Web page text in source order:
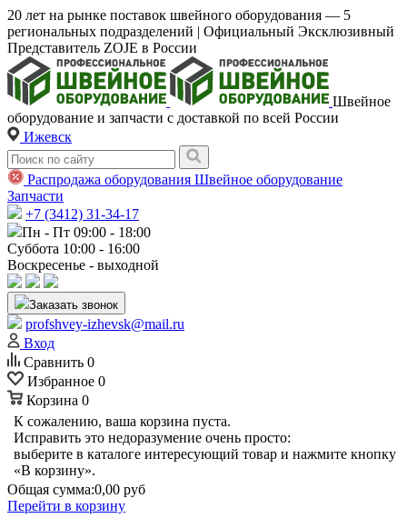
20 лет на рынке поставок швейного оборудования — 5
региональных подразделений | Официальный Эксклюзивный
Представитель ZOJE в России
Швейное
оборудование и запчасти с доставкой по всей России
Ижевск
Распродажа оборудования Швейное оборудование
Запчасти
+7 (3412) 31-34-17
Пн - Пт 09:00 - 18:00
Суббота 10:00 - 16:00
Воскресенье - выходной
Заказать звонок
profshvey-izhevsk@mail.ru
Вход
Сравнить 0
Избранное 0
Корзина 0
К сожалению, ваша корзина пуста.
Исправить это недоразумение очень просто:
выберите в каталоге интересующий товар и нажмите кнопку
«В корзину».
Общая сумма:0,00 руб
Перейти в корзину